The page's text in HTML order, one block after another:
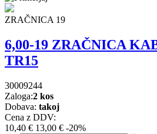
ZRAČNICA 19
6,00-19 ZRAČNICA
TR15
30009244
Zaloga:2 kos
Dobava: takoj
Cena z DDV:
10,40 € 13,00 € -20%